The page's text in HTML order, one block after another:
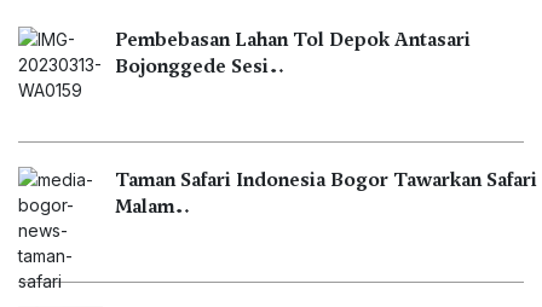
Pembebasan Lahan Tol Depok Antasari
Bojonggede Sesi…
Taman Safari Indonesia Bogor Tawarkan Safari
Malam…